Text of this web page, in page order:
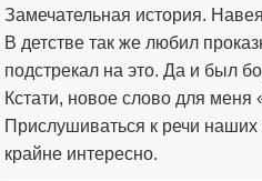
Замечательная история.
В детстве так же любил
подстрекал на это. Да и был
Кстати, новое слово для меня
Прислушиваться к речи
крайне интересно.